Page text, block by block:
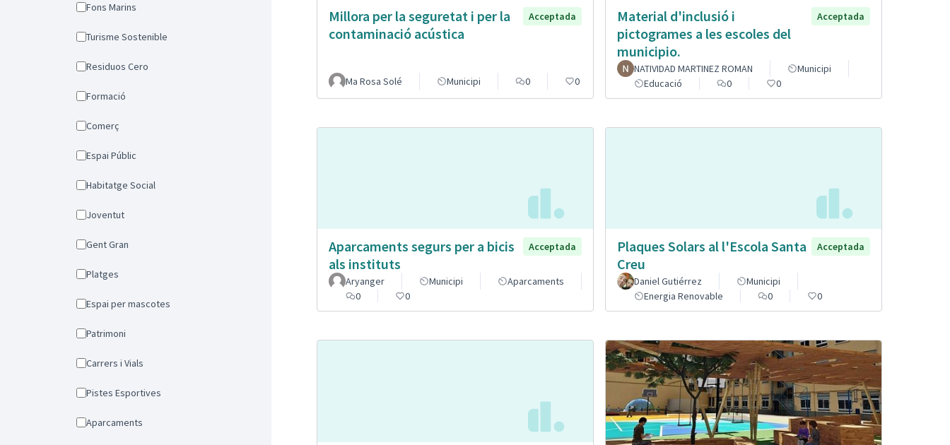
Fons Marins
Turisme Sostenible
Residuos Cero
Formació
Comerç
Espai Públic
Habitatge Social
Joventut
Gent Gran
Platges
Espai per mascotes
Patrimoni
Carrers i Vials
Pistes Esportives
Aparcaments
Millora per la seguretat i per la
contaminació acústica
Acceptada
Ma Rosa Solé Municipi 0 0
Material d'inclusió i
pictogrames a les escoles del
municipio.
Acceptada
NATIVIDAD MARTINEZ ROMAN
Municipi
Educació
0 0
Aparcaments segurs per a bicis
als instituts
Acceptada
Aryanger Municipi
Aparcaments
0
0
Plaques Solars al l'Escola Santa
Creu
Acceptada
Daniel Gutiérrez
Municipi
Energia Renovable
0 0